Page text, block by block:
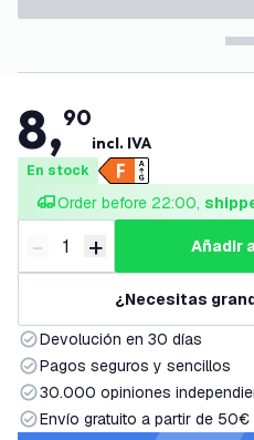
8,90
incl. IVA
En stock
Order before 22:00,
Disminuir cantidad
- Aumentar cantidad
+
¿Necesitas
Devolución en 30 días
Pagos seguros y sencillos
30.000 opiniones
Envío gratuito a partir de 50€